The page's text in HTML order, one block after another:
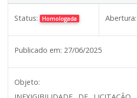
Status: Homologada Abertura:
Publicado em: 27/06/2025
Objeto: